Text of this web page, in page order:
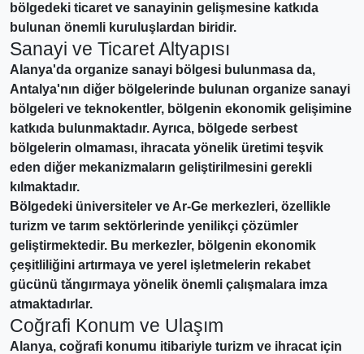
bölgedeki ticaret ve sanayinin gelişmesine katkıda
bulunan önemli kuruluşlardan biridir.
Sanayi ve Ticaret Altyapısı
Alanya'da organize sanayi bölgesi bulunmasa da,
Antalya'nın diğer bölgelerinde bulunan organize sanayi
bölgeleri ve teknokentler, bölgenin ekonomik gelişimine
katkıda bulunmaktadır. Ayrıca, bölgede serbest
bölgelerin olmaması, ihracata yönelik üretimi teşvik
eden diğer mekanizmaların geliştirilmesini gerekli
kılmaktadır.
Bölgedeki üniversiteler ve Ar-Ge merkezleri, özellikle
turizm ve tarım sektörlerinde yenilikçi çözümler
geliştirmektedir. Bu merkezler, bölgenin ekonomik
çeşitliliğini artırmaya ve yerel işletmelerin rekabet
gücünü tăngırmaya yönelik önemli çalışmalara imza
atmaktadırlar.
Coğrafi Konum ve Ulaşım
Alanya, coğrafi konumu itibariyle turizm ve ihracat için